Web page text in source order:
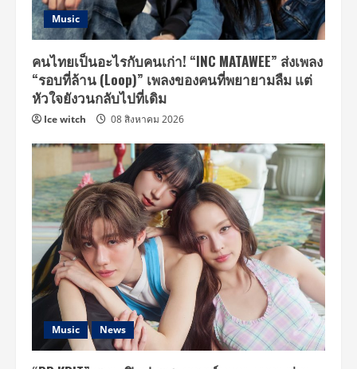
Music
คนไทยเป็นอะไรกับคนเก่า! “INC MATAWEE” ส่งเพลง
“รอบที่ล้าน (Loop)” เพลงของคนที่พยายามลืม แต่
หัวใจยังวนกลับไปที่เดิม
Ice witch 08 สิงหาคม 2026
Music News